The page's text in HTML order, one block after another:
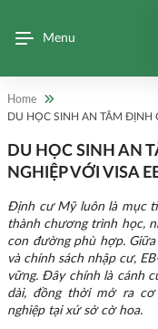
Menu
Home
DU HỌC SINH AN TÂM ĐỊNH
DU HỌC SINH AN
NGHIỆP VỚI VISA
Định cư Mỹ luôn là mục
thành chương trình học,
con đường phù hợp. Giữa
và chính sách nhập cư,
vững. Đây chính là cánh
dài, đồng thời mở ra
nghiệp tại xứ sở cờ hoa.